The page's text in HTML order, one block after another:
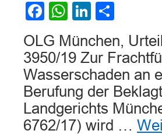
Facebook
WhatsApp
LinkedIn
OLG München,
3950/19 Zur
Wasserschaden an
Berufung der
Landgerichts
6762/17) wird …